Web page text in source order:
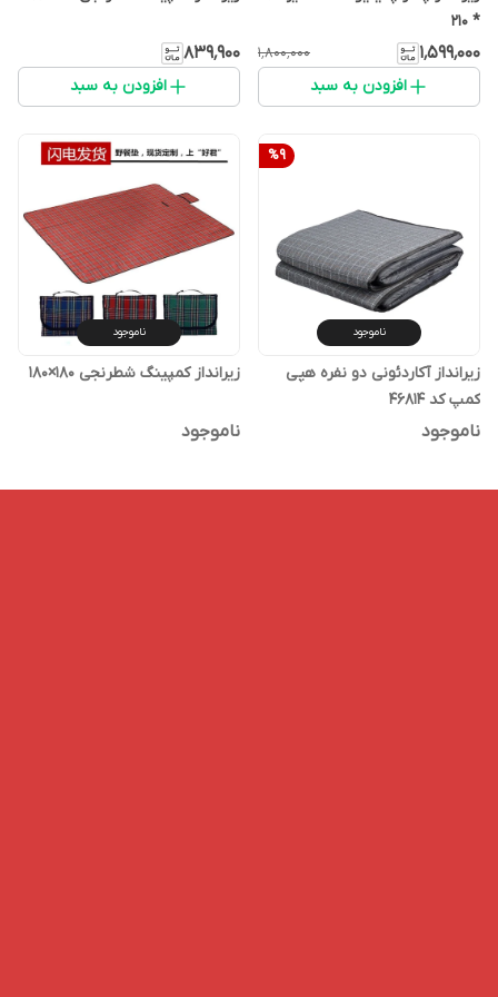
* 210
۱٬۵۹۹٬۰۰۰ ۱٬۸۰۰٬۰۰۰
افزودن به سبد
۸۳۹٬۹۰۰
افزودن به سبد
%9
ناموجود
زیرانداز آکاردئونی دو نفره هپی
کمپ کد 46814
ناموجود
ناموجود
زیرانداز کمپینگ شطرنجی 180×180
ناموجود